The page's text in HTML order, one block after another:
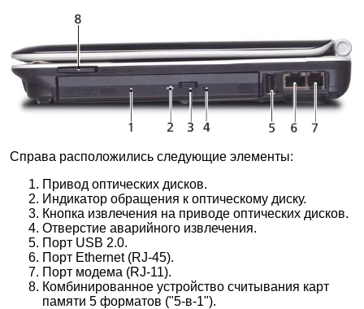
Справа расположились следующие элементы:
Привод оптических дисков.
Индикатор обращения к оптическому диску.
Кнопка извлечения на приводе оптических дисков.
Отверстие аварийного извлечения.
Порт USB 2.0.
Порт Ethernet (RJ-45).
Порт модема (RJ-11).
Комбинированное устройство считывания карт
памяти 5 форматов ("5-в-1").